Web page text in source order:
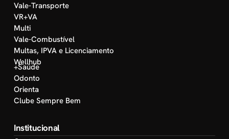
Vale-Transporte
VR+VA
Multi
Vale-Combustível
Multas, IPVA e Licenciamento
Wellhub
+Saúde
Odonto
Orienta
Clube Sempre Bem
Institucional